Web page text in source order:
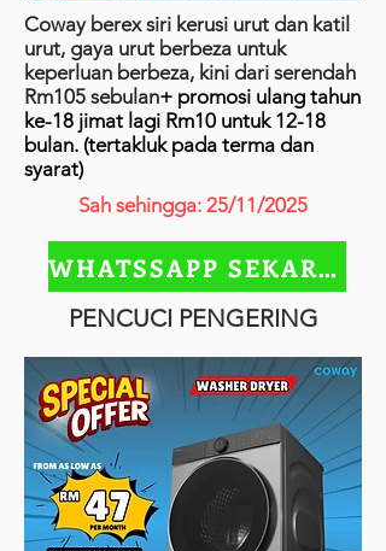
Coway berex siri kerusi urut dan katil
urut, gaya urut berbeza untuk
keperluan berbeza, kini dari serendah
Rm105 sebulan+ promosi ulang tahun
ke-18 jimat lagi Rm10 untuk 12-18
bulan. (tertakluk pada terma dan
syarat)
Sah sehingga: 25/11/2025
WHATSSAPP SEKARANG
PENCUCI PENGERING